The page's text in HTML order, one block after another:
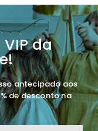
da
antecipado aos
de desconto na